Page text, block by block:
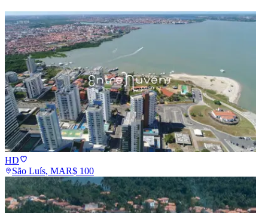
HD
São Luís, MAR$ 100